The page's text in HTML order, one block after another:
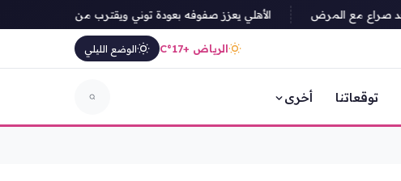
الأهلي يعزز صفوفه بعودة توني ويقترب من ضم بابي جايي
الرياض +17°C الوضع الليلي
توقعاتنا أخرى